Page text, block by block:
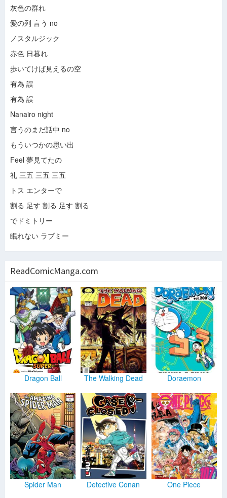
Ước Gì
Giã Từ Dĩ Vãng
Love Lương Tùng Quang
Bên Em Là Biển Rộng
Yêu Khi Trời Tối
Đừng Tin Lời Nhân Gian
Người Đến Từ Triều Châu
Buồn Giăng Lối Đêm
Tiễn Bạn Lên Đường
Rừng Chiều
Love -Lương Tùng Quang
Yêu Khi Trời Tối
Xin Đừng Tin Lời Nhân Gian
Buồn Giăng Lối Đêm
Tiễn Bạn Lên Đường
Khúc Nhạc Dưới Trăng
Tiếng Thở Dài
Trong Giấc Mơ
Nguyên Khang
Còn Chút Vấn Vương
Khi Không Có Tình Yêu
Tình Dối Trá
Liên Khúc: Ai Về Sông Tương; Tôi Đi Giữa Hoàng Hôn
Nguyên Khang
Bản Tình Ca Đầu Tiên (Live)
Chouchou -Ryuichi Kawamura
Hope -Ryuichi Kawamura
Namida Iro -Ryuichi Kawamura
Glass (Album Mix)
-Ryuichi Kawamura
Evolution -Ryuichi Kawamura
Christmas -Ryuichi Kawamura
Love Is... (Album Mix) -Ryuichi Kawamura
Chisana Hoshi
Ryuichi Kawamura
I Love You (Album Mix) -Ryuichi Kawamura
Birthday -Ryuichi Kawamura
Love Song -Ryuichi Kawamura
Beat (Album Mix) -Ryuichi Kawamura
I Will Always Love You -Jim Brickman
Your Smile -Jim Brickman
Don't Know Why
Jim Brickman
Longing For You Jim Brickman
Your Song -Jim Brickman
My Heart Will Go On -Jim Brickman
Amazed -Jim Brickman
I Swear -Jim Brickman
灰色の群れ
愛の列 言う no
ノスタルジック
赤色 日暮れ
歩いてけば見えるの空
有為 誤
有為 誤
Nanairo night
言うのまだ話中 no
もういつかの思い出
Feel 夢見てたの
礼 三五 三五 三五
トス エンターで
割る 足す 割る 足す 割る
でドミトリー
眠れない ラブミー
ReadComicManga.com
Dragon Ball The Walking Dead Doraemon
Spider Man Detective Conan One Piece